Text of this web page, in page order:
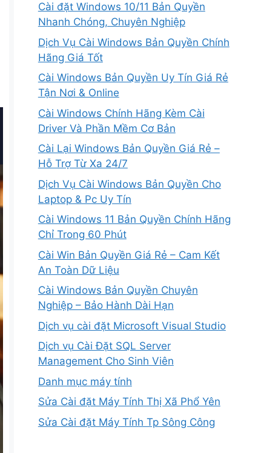
Cài đặt Windows 10/11 Bản Quyền
Nhanh Chóng, Chuyên Nghiệp
Dịch Vụ Cài Windows Bản Quyền Chính
Hãng Giá Tốt
Cài Windows Bản Quyền Uy Tín Giá Rẻ
Tận Nơi & Online
Cài Windows Chính Hãng Kèm Cài
Driver Và Phần Mềm Cơ Bản
Cài Lại Windows Bản Quyền Giá Rẻ –
Hỗ Trợ Từ Xa 24/7
Dịch Vụ Cài Windows Bản Quyền Cho
Laptop & Pc Uy Tín
Cài Windows 11 Bản Quyền Chính Hãng
Chỉ Trong 60 Phút
Cài Win Bản Quyền Giá Rẻ – Cam Kết
An Toàn Dữ Liệu
Cài Windows Bản Quyền Chuyên
Nghiệp – Bảo Hành Dài Hạn
Dịch vụ cài đặt Microsoft Visual Studio
Dịch vụ Cài Đặt SQL Server
Management Cho Sinh Viên
Danh mục máy tính
Sửa Cài đặt Máy Tính Thị Xã Phổ Yên
Sửa Cài đặt Máy Tính Tp Sông Công